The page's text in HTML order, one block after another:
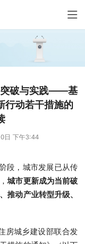
突破与实践——基
行动若干措施的
日 下午3:44
段，城市发展已从传
城市更新成为当前破
推动产业转型升级、
房城乡建设部联合发